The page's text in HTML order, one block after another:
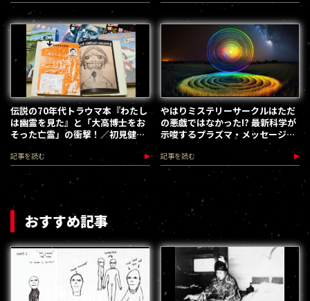
伝説の70年代トラウマ本『わたし
は幽霊を見た』と「大高博士をお
そった亡霊」の衝撃！／初見健
一・昭和こどもオカルト回顧録
記事を読む
やはりミステリーサークルはただ
の悪戯ではなかった!? 最新科学が
示唆するプラズマ・メッセージと
いう可能性／久野友萬
記事を読む
おすすめ記事